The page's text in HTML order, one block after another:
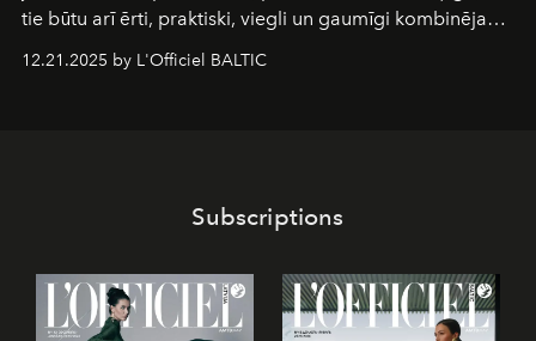
tie būtu arī ērti, praktiski, viegli un gaumīgi kombinējami
gan savā starpā, gan varētu pavadīt Tevi jebkuros dzīves
piedzīvojumos.
12.21.2025 by L'Officiel BALTIC
Subscriptions